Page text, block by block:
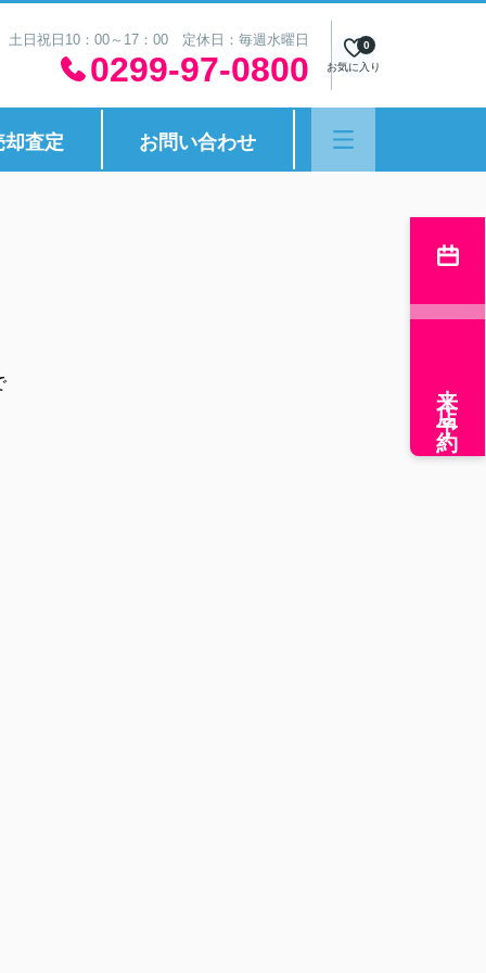
日祝日10：00～17：00 定休日：毎週水曜日
0299-97-0800 お気に入り
0
却査定 お問い合わせ
来店予約